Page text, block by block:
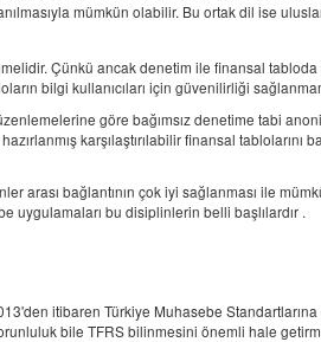
mümkün olabilir. Bu ortak dil ise
Çünkü ancak denetim ile finansal
bilgi kullanıcıları için güvenilirliği
göre bağımsız denetime tabi
karşılaştırılabilir finansal tablolarını
arası bağlantının çok iyi sağlanması ile
uygulamaları bu disiplinlerin belli başlılardır .
itibaren Türkiye Muhasebe
bile TFRS bilinmesini önemli hale